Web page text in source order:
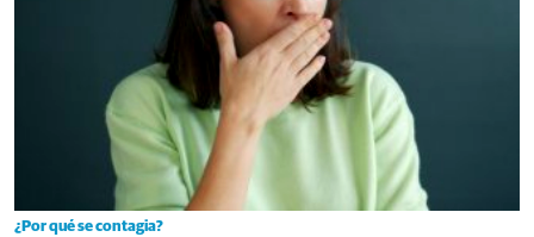
¿Por qué se contagia?